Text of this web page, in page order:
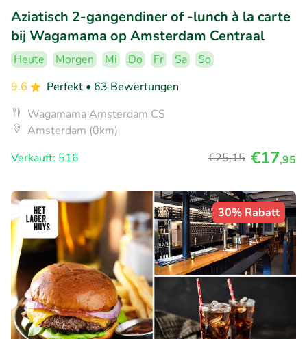
Aziatisch 2-gangendiner of -lunch à la carte
bij Wagamama op Amsterdam Centraal
Heute Morgen Mi Do Fr Sa
So
9.6
Perfekt • 63 Bewertungen
Wagamama Amsterdam CS
Amsterdam (0km)
Verkauft: 516
€25,15 €17,95
30% Rabatt